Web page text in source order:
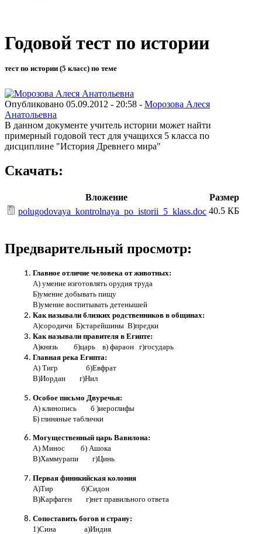
Годовой тест по истории
тест по истории (5 класс) по теме
Опубликовано 05.09.2012 - 20:58 - Морозова Алеся
Анатольевна
В данном документе учитель истории может найти
примерный годовой тест для учащихся 5 класса по
дисциплине "История Древнего мира"
Скачать:
Вложение
Размер
polugodovaya_kontrolnaya_po_istorii_5_klass.doc 40.5 КБ
Предварительный просмотр:
Главное отличие человека от животных:
А) умение изготовлять орудия труда
Б)умение добывать пищу
В)умение воспитывать детенышей
Как называли близких родственников в общинах:
А)сородичи Б)старейшины В)предки
Как называли правителя в Египте:
А)князь б)царь в) фараон г)государь
Главная река Египта:
А) Тигр б)Евфрат
В)Иордан г)Нил
Особое письмо Двуречья:
А) клинопись б )иероглифы
Б) глиняные таблички
Могущественный царь Вавилона:
А) Минос б) Ашока
В)Хаммурапи г)Цинь
Первая финикийская колония
А)Тир б)Сидон
В)Карфаген г)нет правильного ответа
Сопоставить богов и страну:
1)Сина а)Индия